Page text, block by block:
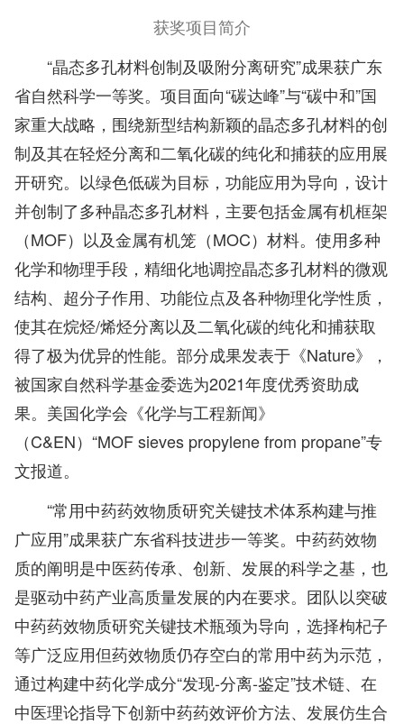
获奖项目简介
“晶态多孔材料创制及吸附分离研究”成果获广东
省自然科学一等奖。项目面向“碳达峰”与“碳中和”国
家重大战略，围绕新型结构新颖的晶态多孔材料的创
制及其在轻烃分离和二氧化碳的纯化和捕获的应用展
开研究。以绿色低碳为目标，功能应用为导向，设计
并创制了多种晶态多孔材料，主要包括金属有机框架
（MOF）以及金属有机笼（MOC）材料。使用多种
化学和物理手段，精细化地调控晶态多孔材料的微观
结构、超分子作用、功能位点及各种物理化学性质，
使其在烷烃/烯烃分离以及二氧化碳的纯化和捕获取
得了极为优异的性能。部分成果发表于《Nature》，
被国家自然科学基金委选为2021年度优秀资助成
果。美国化学会《化学与工程新闻》
（C&EN）“MOF sieves propylene from propane”专
文报道。
“常用中药药效物质研究关键技术体系构建与推
广应用”成果获广东省科技进步一等奖。中药药效物
质的阐明是中医药传承、创新、发展的科学之基，也
是驱动中药产业高质量发展的内在要求。团队以突破
中药药效物质研究关键技术瓶颈为导向，选择枸杞子
等广泛应用但药效物质仍存空白的常用中药为示范，
通过构建中药化学成分“发现-分离-鉴定”技术链、在
中医理论指导下创新中药药效评价方法、发展仿生合